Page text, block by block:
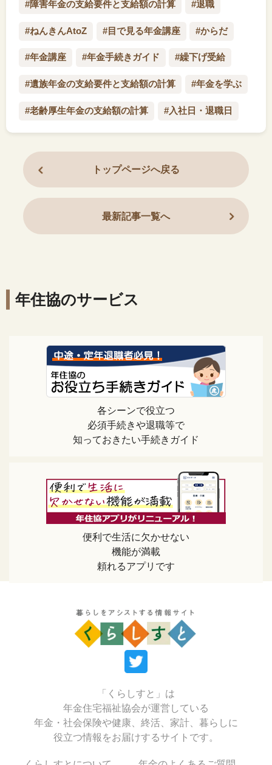
#障害年金の支給要件と支給額の計算 #退職
#ねんきんAtoZ #目で見る年金講座 #からだ
#年金講座 #年金手続きガイド #繰下げ受給
#遺族年金の支給要件と支給額の計算 #年金を学ぶ
#老齢厚生年金の支給額の計算 #入社日・退職日
トップページへ戻る
最新記事一覧へ
年住協のサービス
各シーンで役立つ
必須手続きや退職等で
知っておきたい手続きガイド
便利で生活に欠かせない
機能が満載
頼れるアプリです
「くらしすと」は
年金住宅福祉協会が運営している
年金・社会保険や健康、終活、家計、暮らしに
役立つ情報をお届けするサイトです。